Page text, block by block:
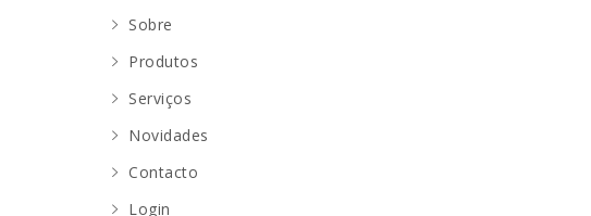
Sobre
Produtos
Serviços
Novidades
Contacto
Login